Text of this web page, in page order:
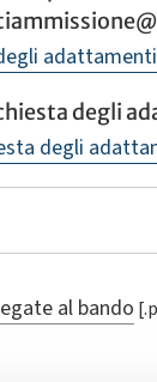
adattamenti
degli
degli
al bando